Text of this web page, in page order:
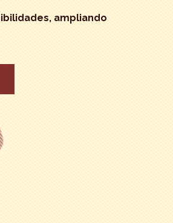
ampliando